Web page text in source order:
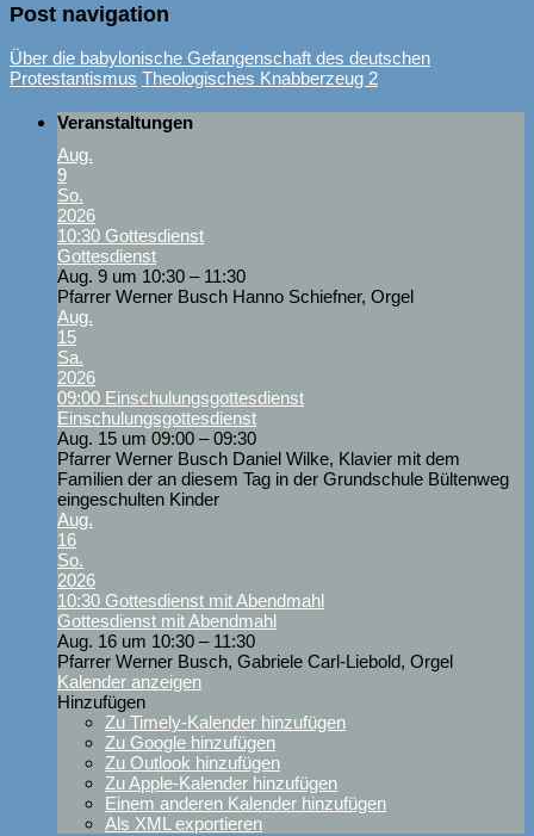
Post navigation
Über die babylonische Gefangenschaft des deutschen
Protestantismus Theologisches Knabberzeug 2
Veranstaltungen
Aug.
9
So.
2026
10:30 Gottesdienst
Gottesdienst
Aug. 9 um 10:30 – 11:30
Pfarrer Werner Busch Hanno Schiefner, Orgel
Aug.
15
Sa.
2026
09:00 Einschulungsgottesdienst
Einschulungsgottesdienst
Aug. 15 um 09:00 – 09:30
Pfarrer Werner Busch Daniel Wilke, Klavier mit dem
Familien der an diesem Tag in der Grundschule Bültenweg
eingeschulten Kinder
Aug.
16
So.
2026
10:30 Gottesdienst mit Abendmahl
Gottesdienst mit Abendmahl
Aug. 16 um 10:30 – 11:30
Pfarrer Werner Busch, Gabriele Carl-Liebold, Orgel
Kalender anzeigen
Hinzufügen
Zu Timely-Kalender hinzufügen
Zu Google hinzufügen
Zu Outlook hinzufügen
Zu Apple-Kalender hinzufügen
Einem anderen Kalender hinzufügen
Als XML exportieren